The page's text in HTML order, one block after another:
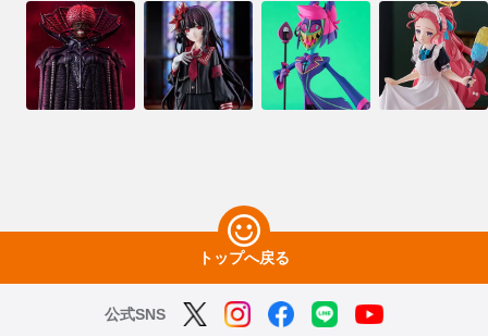
トップへ戻る
公式SNS